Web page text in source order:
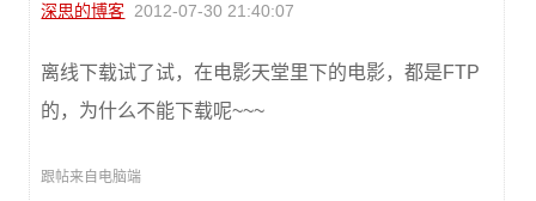
深思的博客 2012-07-30 21:40:07
离线下载试了试，在电影天堂里下的电影，都是FTP
的，为什么不能下载呢~~~
跟帖来自电脑端